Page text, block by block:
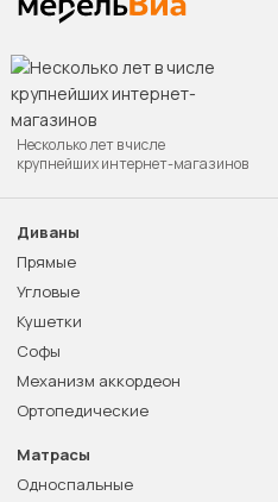
Несколько лет в числе
крупнейших интернет-магазинов
Диваны
Прямые
Угловые
Кушетки
Софы
Механизм аккордеон
Ортопедические
Матрасы
Односпальные